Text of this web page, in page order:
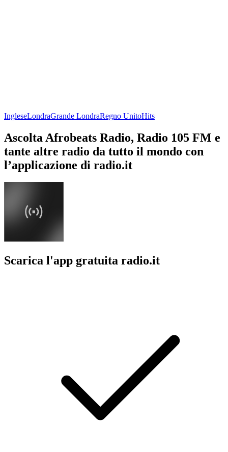
IngleseLondraGrande LondraRegno UnitoHits
Ascolta Afrobeats Radio, Radio 105 FM e
tante altre radio da tutto il mondo con
l’applicazione di radio.it
Scarica l'app gratuita radio.it